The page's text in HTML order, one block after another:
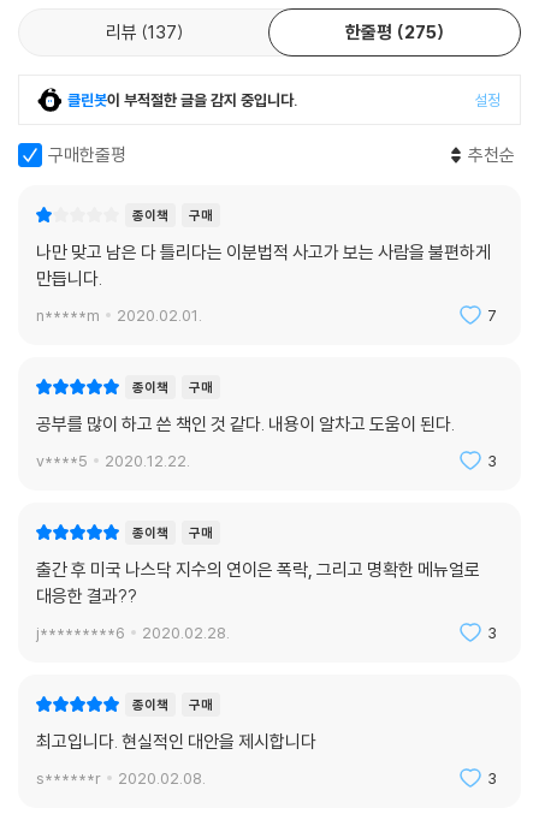
미국은 왜 중국에게 무역전쟁을 선포했는가? | 미국은 소련을 어떻게 굴복
시켰는가? | 미국은 일본을 어떻게 굴복시켰는가? | 소련과 일본의 교훈,
29장 미중 무역전쟁 연착륙 시나리오 2_중국 연착륙의 조건
30장 세계 환율전쟁의 시작
32장 중국의 현재 문제점
33장 중국의 경착륙 시나리오 1
34장 중국의 경착륙 시나리오 2
35장 중국의 경착륙 징후
인가? | 세계적인 저출산 현상 속 성장에 유리한 나라는?
31장 셰일가스를 통한 미국의 패권전략
미국이 셰일가스 증산으로 노리는 것
리뷰 137 한줄평 275
클린봇이 부적절한 글을 감지 중입니다. 설정
구매한줄평 추천순
종이책 구매
나만 맞고 남은 다 틀리다는 이분법적 사고가 보는 사람을 불편하게
만듭니다.
n*****m 2020.02.01. 7
종이책 구매
공부를 많이 하고 쓴 책인 것 같다. 내용이 알차고 도움이 된다.
v****5 2020.12.22. 3
종이책 구매
출간 후 미국 나스닥 지수의 연이은 폭락, 그리고 명확한 메뉴얼로
대응한 결과??
j*********6 2020.02.28. 3
종이책 구매
최고입니다. 현실적인 대안을 제시합니다
s******r 2020.02.08. 3